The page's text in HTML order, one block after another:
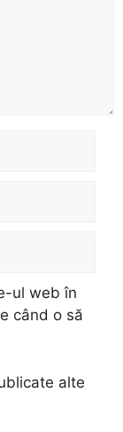
ul web în
când o să
alte